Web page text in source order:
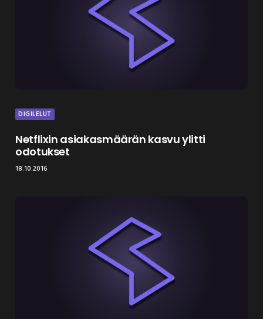
DIGILELUT
Netflixin asiakasmäärän kasvu ylitti
odotukset
18.10.2016